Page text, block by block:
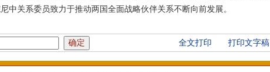
中关系委员致力于推动两国全面战略伙伴关系不断向前发展。
全文打印 打印文字稿